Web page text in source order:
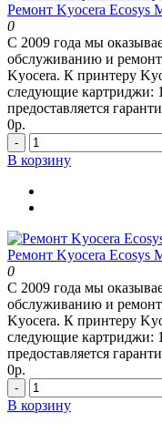
Ремонт Kyocera Ecosys
0
С 2009 года мы
обслуживанию и
Kyocera. К принтеру
следующие картриджи:
предоставляется
0р.
-
В корзину
Ремонт Kyocera Ecosys
0
С 2009 года мы
обслуживанию и
Kyocera. К принтеру
следующие картриджи:
предоставляется
0р.
-
В корзину